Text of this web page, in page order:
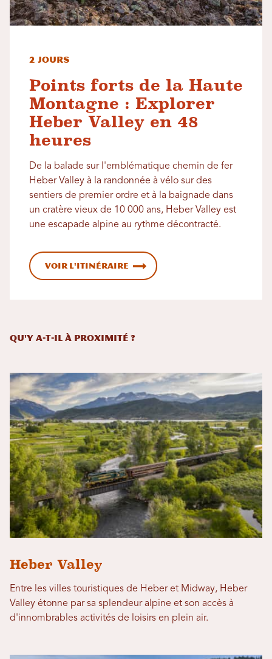
2 jours
Points forts de la Haute
Montagne : Explorer
Heber Valley en 48
heures
De la balade sur l'emblématique chemin de fer
Heber Valley à la randonnée à vélo sur des
sentiers de premier ordre et à la baignade dans
un cratère vieux de 10 000 ans, Heber Valley est
une escapade alpine au rythme décontracté.
Voir l'itinéraire
Qu'y a-t-il à proximité ?
Heber Valley
Entre les villes touristiques de Heber et Midway, Heber
Valley étonne par sa splendeur alpine et son accès à
d'innombrables activités de loisirs en plein air.